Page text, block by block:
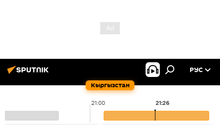
Кыргызстан
РУС
21:00 21:26